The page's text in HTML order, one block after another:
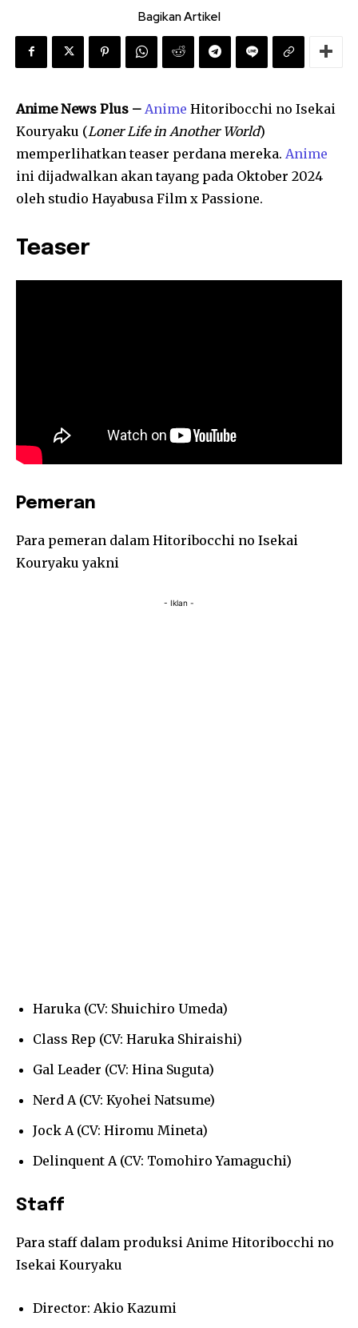
Bagikan Artikel
Anime News Plus – Anime Hitoribocchi no Isekai
Kouryaku (Loner Life in Another World)
memperlihatkan teaser perdana mereka. Anime
ini dijadwalkan akan tayang pada Oktober 2024
oleh studio Hayabusa Film x Passione.
Teaser
Pemeran
Para pemeran dalam Hitoribocchi no Isekai
Kouryaku yakni
- Iklan -
Haruka (CV: Shuichiro Umeda)
Class Rep (CV: Haruka Shiraishi)
Gal Leader (CV: Hina Suguta)
Nerd A (CV: Kyohei Natsume)
Jock A (CV: Hiromu Mineta)
Delinquent A (CV: Tomohiro Yamaguchi)
Staff
Para staff dalam produksi Anime Hitoribocchi no
Isekai Kouryaku
Director: Akio Kazumi